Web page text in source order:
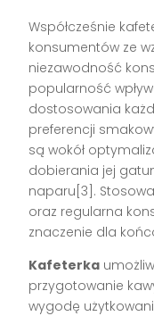
Współcześnie
konsumentów ze
niezawodność
popularność
dostosowania
preferencji
są wokół
dobierania jej
naparu[3].
oraz regularna
znaczenie dla
Kafeterka
przygotowanie
wygodę